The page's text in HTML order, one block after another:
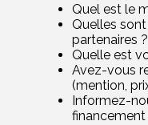
Quel est le
Quelles
partenaires ?
Quelle est
Avez-vous
(mention,
Informez-
financement